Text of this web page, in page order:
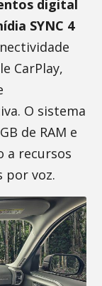
digital
SYNC 4
CarPlay,
O sistema
de RAM e
a recursos
por voz.